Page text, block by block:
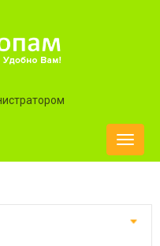
Toggle